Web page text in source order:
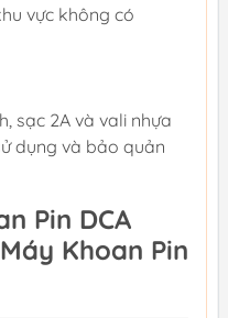
vực không có
sạc 2A và vali nhựa
dụng và bảo quản
Pin DCA
Khoan Pin